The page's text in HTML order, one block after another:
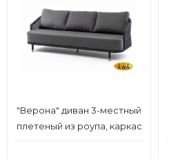
"Верона" диван 3-местный
плетеный из роупа, каркас